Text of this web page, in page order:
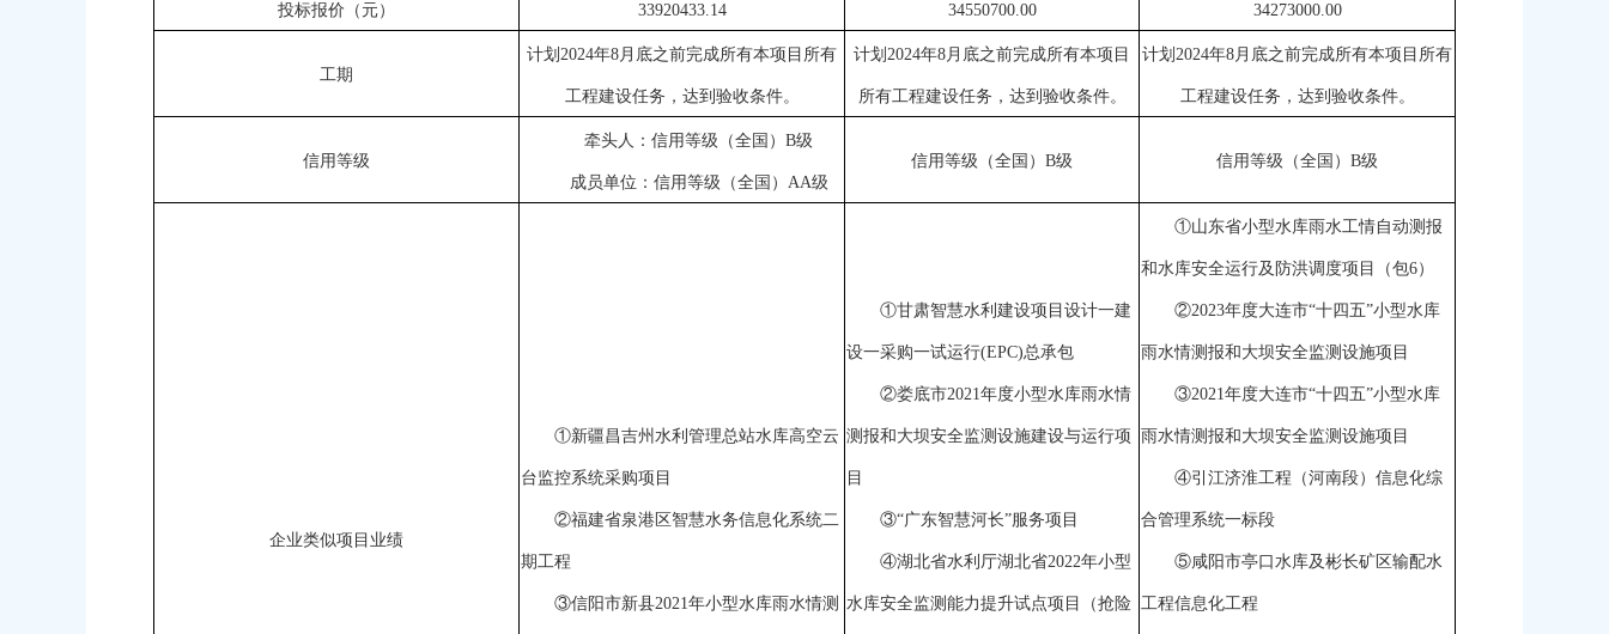
投标报价（元） 33920433.14 34550700.00 34273000.00
工期
计划 2024年8月底之前完成所有本项目所有
工程建设任务，达到验收条件。
计划 2024年8月底之前完成所有本项目
所有工程建设任务，达到验收条件。
计划 2024年8月底之前完成所有本项目所有
工程建设任务，达到验收条件。
信用等级
牵头人：信用等级（全国） B级
成员单位：信用等级（全国） AA级
信用等级（全国） B级 信用等级（全国） B级
企业类似项目业绩
①新疆昌吉州水利管理总站水库高空云
台监控系统采购项目
②福建省泉港区智慧水务信息化系统二
期工程
③信阳市新县2021年小型水库雨水情测
①甘肃智慧水利建设项目设计一建
设一采购一试运行(EPC)总承包
②娄底市2021年度小型水库雨水情
测报和大坝安全监测设施建设与运行项
目
③“广东智慧河长”服务项目
④湖北省水利厅湖北省2022年小型
水库安全监测能力提升试点项目（抢险
①山东省小型水库雨水工情自动测报
和水库安全运行及防洪调度项目（包6）
②2023年度大连市“十四五”小型水库
雨水情测报和大坝安全监测设施项目
③2021年度大连市“十四五”小型水库
雨水情测报和大坝安全监测设施项目
④引江济淮工程（河南段）信息化综
合管理系统一标段
⑤咸阳市亭口水库及彬长矿区输配水
工程信息化工程